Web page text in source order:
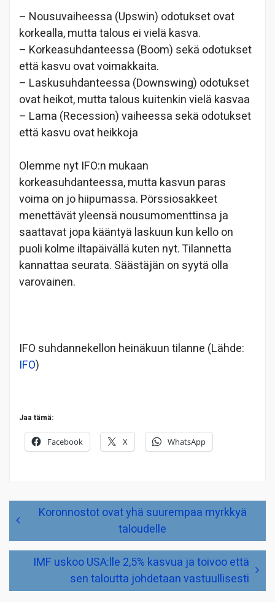
– Nousuvaiheessa (Upswin) odotukset ovat
korkealla, mutta talous ei vielä kasva.
– Korkeasuhdanteessa (Boom) sekä odotukset
että kasvu ovat voimakkaita.
– Laskusuhdanteessa (Downswing) odotukset
ovat heikot, mutta talous kuitenkin vielä kasvaa
– Lama (Recession) vaiheessa sekä odotukset
että kasvu ovat heikkoja
Olemme nyt IFO:n mukaan
korkeasuhdanteessa, mutta kasvun paras
voima on jo hiipumassa. Pörssiosakkeet
menettävät yleensä nousumomenttinsa ja
saattavat jopa kääntyä laskuun kun kello on
puoli kolme iltapäivällä kuten nyt. Tilannetta
kannattaa seurata. Säästäjän on syytä olla
varovainen.
IFO suhdannekellon heinäkuun tilanne (Lähde:
IFO)
Jaa tämä:
Facebook X WhatsApp
Artikkelien
selaus
Koronnostot ovat yhä suurempaa myrkkyä
taloudelle
IMF uskoo USA:lle 2,5% kasvua ja toivoo että
sen taloutta johdetaan vastuullisesti